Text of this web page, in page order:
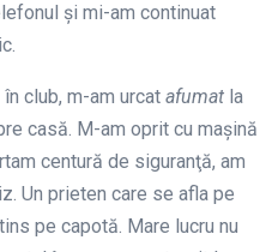
şi mi-am continuat
club, m-am urcat afumat la
casă. M-am oprit cu maşină
centură de siguranţă, am
Un prieten care se afla pe
pe capotă. Mare lucru nu